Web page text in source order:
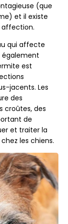
(que
et il existe
qui affecte
également
est
jacents. Les
des
croûtes, des
de
et traiter la
les chiens.